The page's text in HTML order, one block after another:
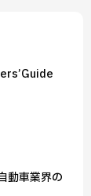
動車業界の